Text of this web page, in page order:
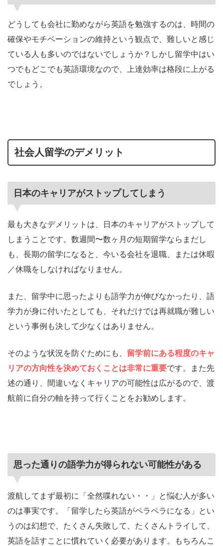
どうしても会社に勤めながら英語を勉強するのは、時間の
確保やモチベーションの維持という観点で、難しいと感じ
ている人も多いのではないでしょうか？しかし留学中はい
つでもどこでも英語環境なので、上達効率は格段に上がる
でしょう。
社会人留学のデメリット
日本のキャリアがストップしてしまう
最も大きなデメリットは、日本のキャリアがストップして
しまうことです。数週間〜数ヶ月の短期留学ならまだし
も、長期の留学になると、今いる会社を退職、または休暇
／休職をしなければなりません。
また、留学中に思ったよりも語学力が伸びなかったり、語
学力が身に付いたとしても、それだけでは再就職が難しい
という事例も決して少なくはありません。
そのような状況を防ぐためにも、 留学前にある程度のキャ
リアの方向性を決めておくことは非常に重要です。また先
述の通り、間違いなくキャリアの可能性は広がるので、渡
航前に自分の軸を持って行くことをお勧めします。
思った通りの語学力が得られない可能性がある
渡航してまず最初に「全然喋れない・・」と悩む人が多い
のは事実です。「留学したら英語がペラペラになる」とい
うのは幻想で、たくさん失敗して、たくさんトライして、
英語を話すことに慣れていく必要があります。もちろんこ